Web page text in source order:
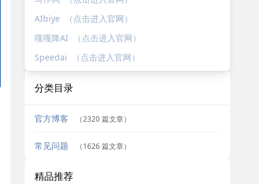
AIbiye （点击进入官网）
嘎嘎降AI （点击进入官网）
Speedai （点击进入官网）
分类目录
官方博客 （2320 篇文章）
常见问题 （1626 篇文章）
精品推荐